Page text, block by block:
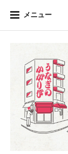
メニュー